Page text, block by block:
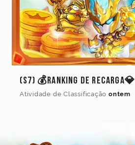
(S7) 💰Ranking de Recarga💎
Atividade de Classificação ontem